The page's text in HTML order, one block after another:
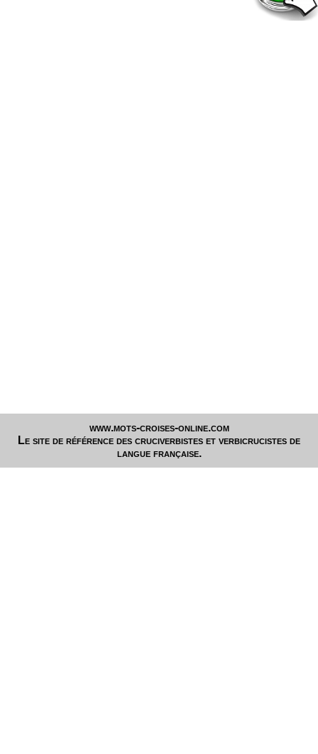
www.mots-croises-online.com
Le site de référence des cruciverbistes et verbicrucistes de
langue française.